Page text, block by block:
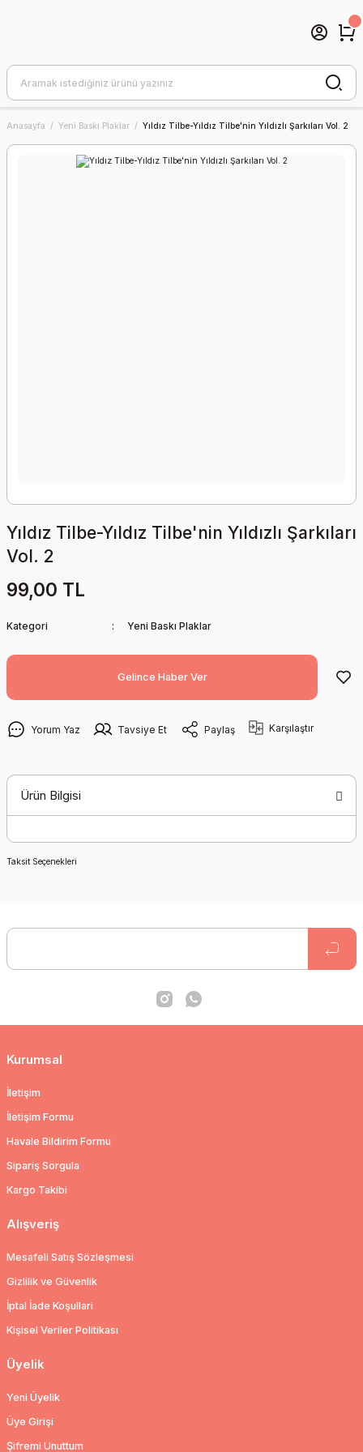
Anasayfa Yeni Baskı Plaklar Yıldız Tilbe-Yıldız Tilbe'nin Yıldızlı Şarkıları Vol. 2
Yıldız Tilbe-Yıldız Tilbe'nin Yıldızlı Şarkıları
Vol. 2
99,00 TL
Kategori Yeni Baskı Plaklar
Gelince Haber Ver
Yorum Yaz Tavsiye Et Paylaş Karşılaştır
Ürün Bilgisi
Taksit Seçenekleri
Kurumsal
İletişim
İletişim Formu
Havale Bildirim Formu
Sipariş Sorgula
Kargo Takibi
Alışveriş
Mesafeli Satış Sözleşmesi
Gizlilik ve Güvenlik
İptal İade Koşullari
Kişisel Veriler Politikası
Üyelik
Yeni Üyelik
Üye Girişi
Şifremi Unuttum